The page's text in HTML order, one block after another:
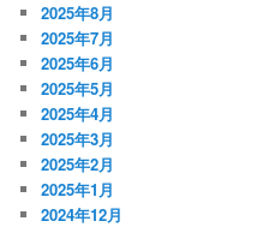
2025年8月
2025年7月
2025年6月
2025年5月
2025年4月
2025年3月
2025年2月
2025年1月
2024年12月